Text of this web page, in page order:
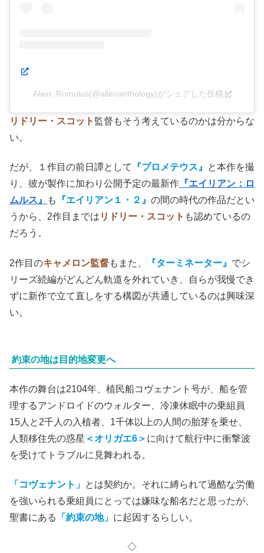
Alien: Romulus(@alienanthology)がシェアした投稿
リドリー・スコット 監督もそう考えているのかは分からな
い。
だが、１作目の前日譚として 『プロメテウス』
と本作を撮
り、彼が製作に加わり公開予定の最新作 『エイリアン：ロ
ムルス』
も 『エイリアン１・２』 の間の時代の作品だとい
うから、2作目までは リドリー・スコット も認めているの
だろう。
2作目のキャメロン監督もまた、 『ターミネーター』 でシ
リーズ続編がどんどん軌道を外れていき、自らが我慢でき
ずに新作で立て直しをする構図が共通しているのは興味深
い。
約束の地は目的地変更へ
本作の舞台は2104年、植民船コヴェナント号が、船を管
理するアンドロイドのウォルター、冷凍休眠中の乗組員
15人と2千人の入植者、1千体以上の人間の胎芽を乗せ、
人類移住先の惑星 ＜オリガエ6＞ に向けて航行中に衝撃波
を受けてトラブルに見舞われる。
「コヴェナント」 とは契約か。それに縛られて過酷な労働
を強いられる乗組員にとっては嫌味な船名だと思ったが、
聖書にある
「約束の地」 に起因するらしい。
◇